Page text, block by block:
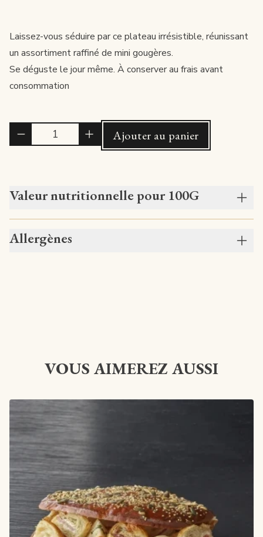
Laissez-vous séduire par ce plateau irrésistible, réunissant
un assortiment raffiné de mini gougères.
Se déguste le jour même. À conserver au frais avant
consommation
Ajouter au panier
Valeur nutritionnelle pour 100G
Allergènes
VOUS AIMEREZ AUSSI